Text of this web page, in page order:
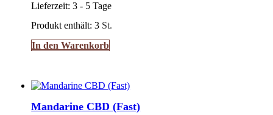
Lieferzeit:3 - 5 Tage
Produkt enthält: 3 St.
In den Warenkorb
Mandarine CBD (Fast)